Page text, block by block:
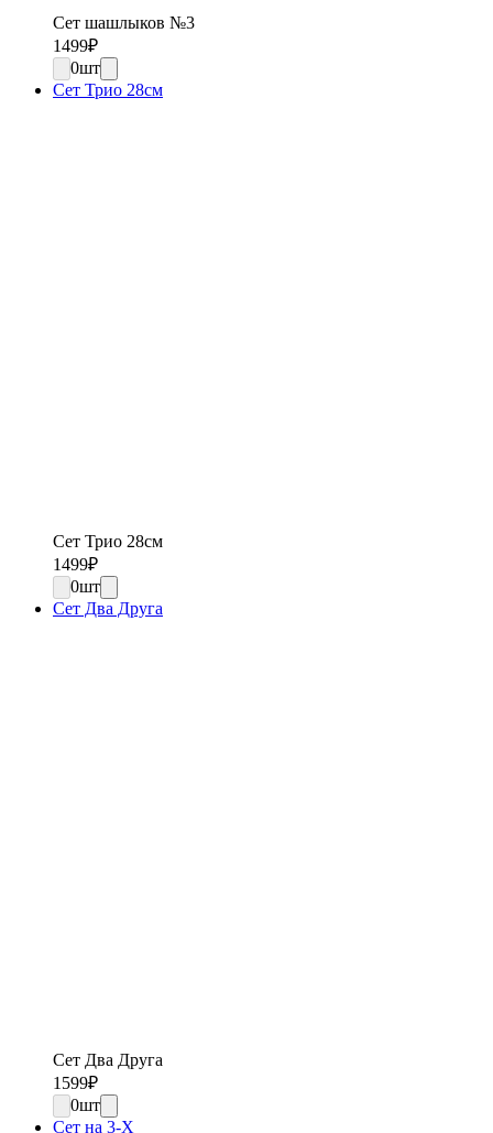
Сет шашлыков №3
1499₽
0шт
Сет Трио 28см
Сет Трио 28см
1499₽
0шт
Сет Два Друга
Сет Два Друга
1599₽
0шт
Сет на 3-Х